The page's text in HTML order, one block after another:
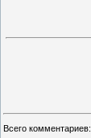
Всего комментариев: